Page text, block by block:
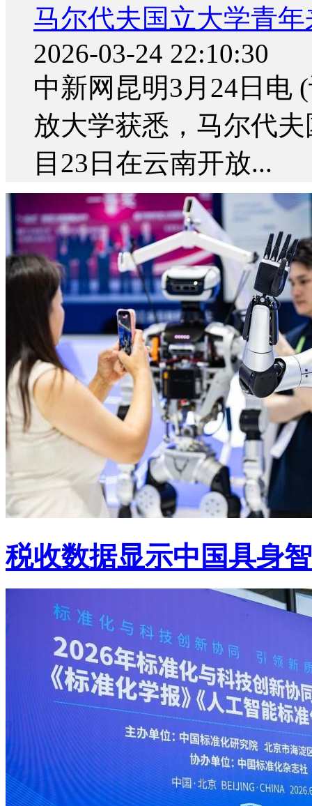
马尔代夫国立大学青
2026-03-24 22:10:30
中新网昆明3月24日电
放大学获悉，马尔代
目23日在云南开放...
税收数据显示中国具身